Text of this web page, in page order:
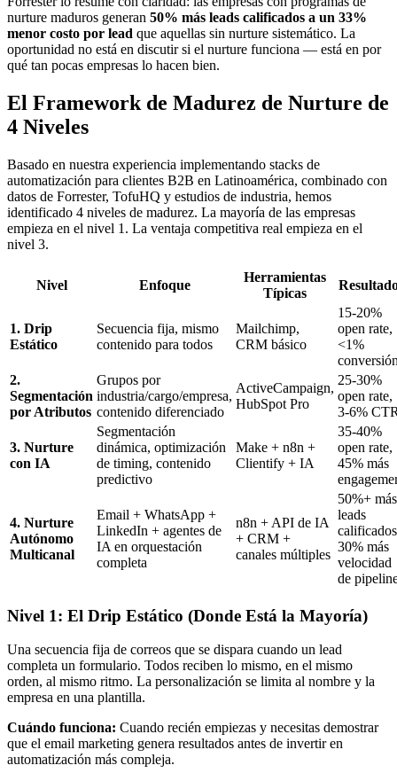
nurture maduros generan 50% más leads calificados a un 33%
menor costo por lead que aquellas sin nurture sistemático. La
oportunidad no está en discutir si el nurture funciona — está en por
qué tan pocas empresas lo hacen bien.
El Framework de Madurez de Nurture de
4 Niveles
Basado en nuestra experiencia implementando stacks de
automatización para clientes B2B en Latinoamérica, combinado con
datos de Forrester, TofuHQ y estudios de industria, hemos
identificado 4 niveles de madurez. La mayoría de las empresas
empieza en el nivel 1. La ventaja competitiva real empieza en el
nivel 3.
Nivel Enfoque
Herramientas
Típicas
1. Drip
Estático
Secuencia fija, mismo
contenido para todos
Mailchimp,
CRM básico
15-20%
open rate,
<1%
2.
Segmentación
por Atributos
Grupos por
industria/cargo/empresa,
contenido diferenciado
ActiveCampaign,
HubSpot Pro
25-30%
open rate,
3-6%
3. Nurture
con IA
Segmentación
dinámica, optimización
de timing, contenido
predictivo
Make + n8n +
Clientify + IA
35-40%
open rate,
45% más
4. Nurture
Autónomo
Multicanal
Email + WhatsApp +
LinkedIn + agentes de
IA en orquestación
completa
n8n + API de IA
+ CRM +
canales múltiples
50%+ más
leads
30% más
velocidad
de
Nivel 1: El Drip Estático (Donde Está la Mayoría)
Una secuencia fija de correos que se dispara cuando un lead
completa un formulario. Todos reciben lo mismo, en el mismo
orden, al mismo ritmo. La personalización se limita al nombre y la
empresa en una plantilla.
Cuándo funciona: Cuando recién empiezas y necesitas demostrar
que el email marketing genera resultados antes de invertir en
automatización más compleja.